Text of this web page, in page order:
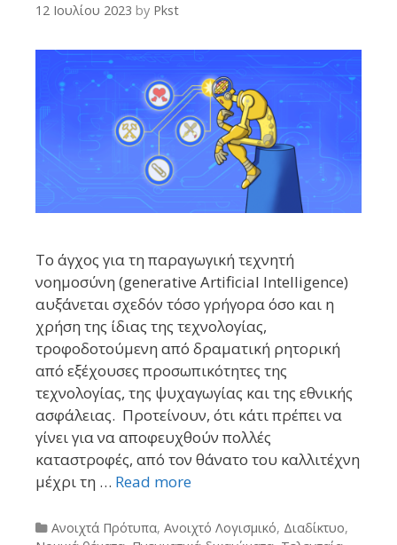
12 Ιουλίου 2023 by Pkst
Το άγχος για τη παραγωγική τεχνητή
νοημοσύνη (generative Artificial Intelligence)
αυξάνεται σχεδόν τόσο γρήγορα όσο και η
χρήση της ίδιας της τεχνολογίας,
τροφοδοτούμενη από δραματική ρητορική
από εξέχουσες προσωπικότητες της
τεχνολογίας, της ψυχαγωγίας και της εθνικής
ασφάλειας. Προτείνουν, ότι κάτι πρέπει να
γίνει για να αποφευχθούν πολλές
καταστροφές, από τον θάνατο του καλλιτέχνη
μέχρι τη … Read more
Categories
Ανοιχτά Πρότυπα, Ανοιχτό Λογισμικό, Διαδίκτυο,